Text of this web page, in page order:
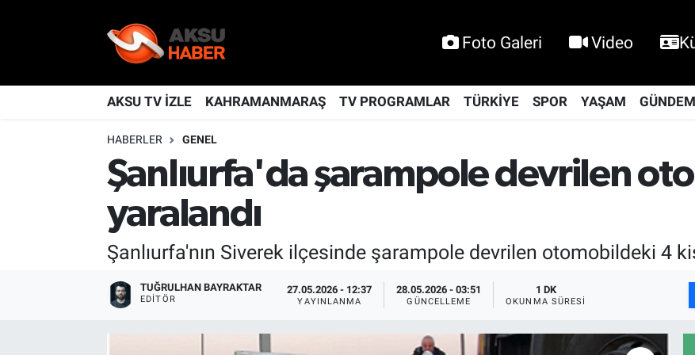
Foto Galeri Video
AKSU TV İZLE KAHRAMANMARAŞ TV PROGRAMLAR TÜRKİYE SPOR YAŞAM GÜNDEM
HABERLER GENEL
Şanlıurfa'da şarampole devrilen
yaralandı
Şanlıurfa'nın Siverek ilçesinde şarampole devrilen otomobildeki 4
TUĞRULHAN BAYRAKTAR
EDITÖR
27.05.2026 - 12:37
YAYINLANMA
28.05.2026 - 03:51
GÜNCELLEME
1 DK
OKUNMA SÜRESI
KAHRAMANMARAŞ
Nöbetçi Eczaneler
Hava Durumu
Kahramanmaraş Namaz Vakitleri
Trafik Durumu
TFF 2.Lig Kırmızı Grup Puan Durumu ve Fikstür
Tüm Manşetler
Son Dakika Haberleri